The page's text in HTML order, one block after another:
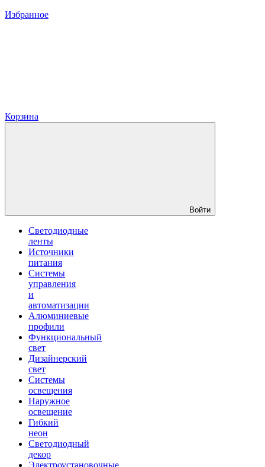
Избранное
Корзина
Войти
Светодиодные
ленты
Источники
питания
Системы
управления
и
автоматизации
Алюминиевые
профили
Функциональный
свет
Дизайнерский
свет
Системы
освещения
Наружное
освещение
Гибкий
неон
Светодиодный
декор
Электроустановочные